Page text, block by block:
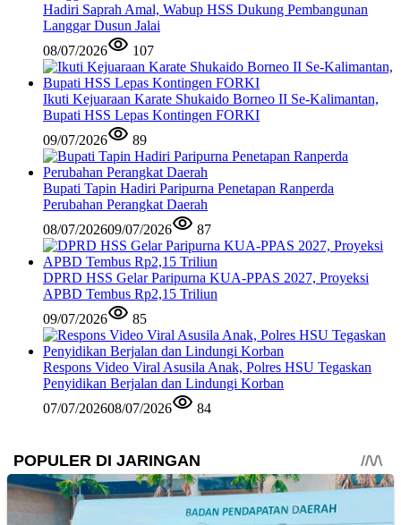
Hadiri Saprah Amal, Wabup HSS Dukung Pembangunan
Langgar Dusun Jalai
08/07/2026
107
Ikuti Kejuaraan Karate Shukaido Borneo II Se-Kalimantan,
Bupati HSS Lepas Kontingen FORKI
09/07/2026
89
Bupati Tapin Hadiri Paripurna Penetapan Ranperda
Perubahan Perangkat Daerah
08/07/202609/07/2026 87
DPRD HSS Gelar Paripurna KUA-PPAS 2027, Proyeksi
APBD Tembus Rp2,15 Triliun
09/07/2026
85
Respons Video Viral Asusila Anak, Polres HSU Tegaskan
Penyidikan Berjalan dan Lindungi Korban
07/07/202608/07/2026 84